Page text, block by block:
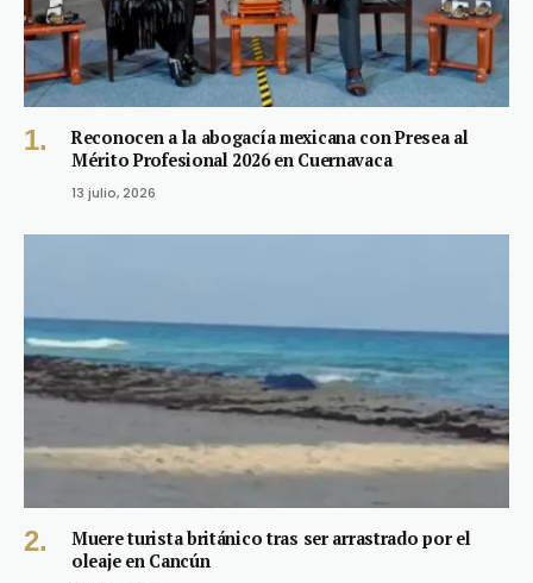
Reconocen a la abogacía mexicana con Presea al
Mérito Profesional 2026 en Cuernavaca
13 julio, 2026
Muere turista británico tras ser arrastrado por el
oleaje en Cancún